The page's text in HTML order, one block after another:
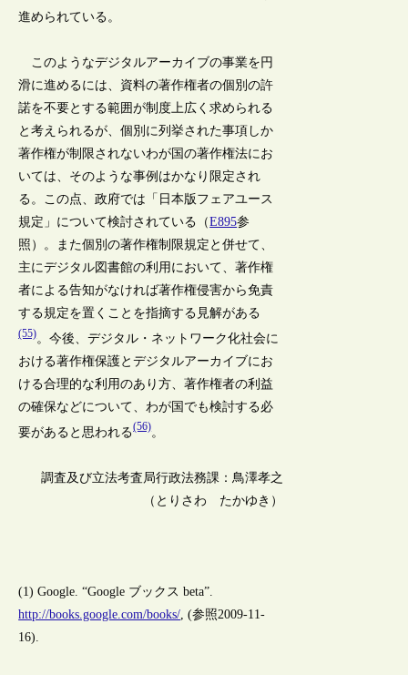
進められている。
このようなデジタルアーカイブの事業を円
滑に進めるには、資料の著作権者の個別の許
諾を不要とする範囲が制度上広く求められる
と考えられるが、個別に列挙された事項しか
著作権が制限されないわが国の著作権法にお
いては、そのような事例はかなり限定され
る。この点、政府では「日本版フェアユース
規定」について検討されている（E895参
照）。また個別の著作権制限規定と併せて、
主にデジタル図書館の利用において、著作権
者による告知がなければ著作権侵害から免責
する規定を置くことを指摘する見解がある
(55)。今後、デジタル・ネットワーク化社会に
おける著作権保護とデジタルアーカイブにお
ける合理的な利用のあり方、著作権者の利益
の確保などについて、わが国でも検討する必
要があると思われる(56)。
調査及び立法考査局行政法務課：鳥澤孝之
（とりさわ たかゆき）
(1) Google. “Google ブックス beta”.
http://books.google.com/books/ , (参照2009-11-
16).